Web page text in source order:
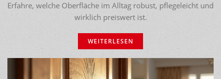
Erfahre, welche Oberfläche im Alltag robust, pflegeleicht und
wirklich preiswert ist.
WEITERLESEN